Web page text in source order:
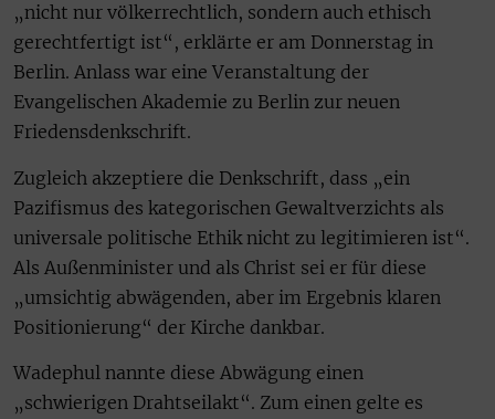
„nicht nur völkerrechtlich, sondern auch ethisch
gerechtfertigt ist“, erklärte er am Donnerstag in
Berlin. Anlass war eine Veranstaltung der
Evangelischen Akademie zu Berlin zur neuen
Friedensdenkschrift.
Zugleich akzeptiere die Denkschrift, dass „ein
Pazifismus des kategorischen Gewaltverzichts als
universale politische Ethik nicht zu legitimieren ist“.
Als Außenminister und als Christ sei er für diese
„umsichtig abwägenden, aber im Ergebnis klaren
Positionierung“ der Kirche dankbar.
Wadephul nannte diese Abwägung einen
„schwierigen Drahtseilakt“. Zum einen gelte es